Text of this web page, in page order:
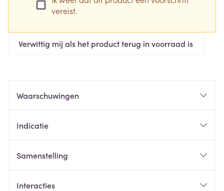
vereist.
Verwittig mij als het product terug in voorraad is
Waarschuwingen
Indicatie
Samenstelling
Interacties